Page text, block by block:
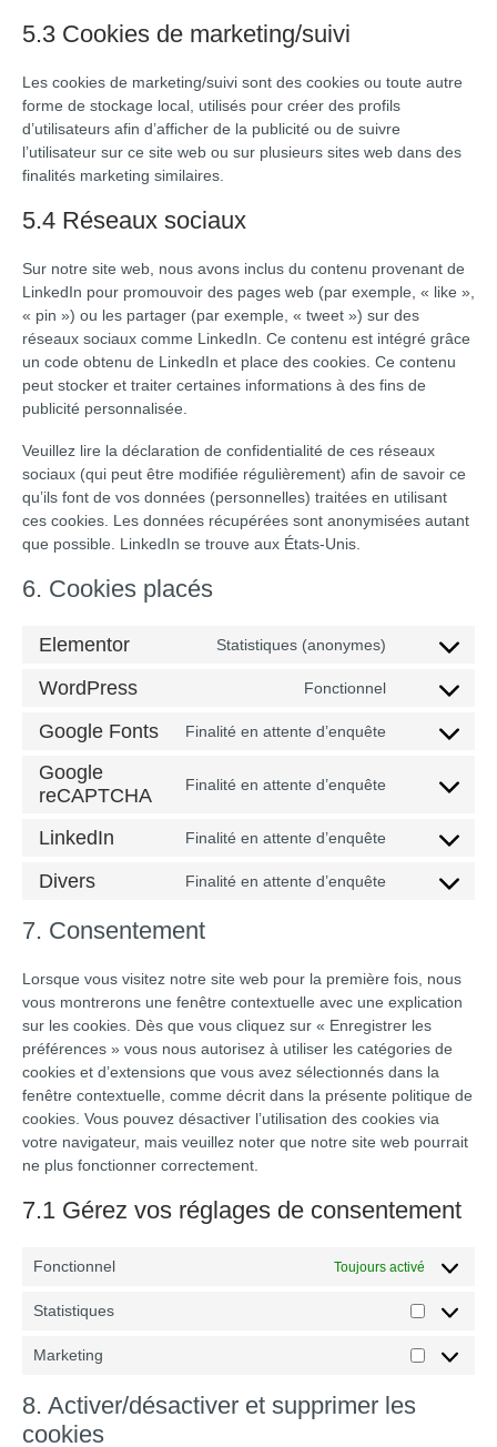
5.3 Cookies de marketing/suivi
Les cookies de marketing/suivi sont des cookies ou toute autre
forme de stockage local, utilisés pour créer des profils
d’utilisateurs afin d’afficher de la publicité ou de suivre
l’utilisateur sur ce site web ou sur plusieurs sites web dans des
finalités marketing similaires.
5.4 Réseaux sociaux
Sur notre site web, nous avons inclus du contenu provenant de
LinkedIn pour promouvoir des pages web (par exemple, « like »,
« pin ») ou les partager (par exemple, « tweet ») sur des
réseaux sociaux comme LinkedIn. Ce contenu est intégré grâce
un code obtenu de LinkedIn et place des cookies. Ce contenu
peut stocker et traiter certaines informations à des fins de
publicité personnalisée.
Veuillez lire la déclaration de confidentialité de ces réseaux
sociaux (qui peut être modifiée régulièrement) afin de savoir ce
qu’ils font de vos données (personnelles) traitées en utilisant
ces cookies. Les données récupérées sont anonymisées autant
que possible. LinkedIn se trouve aux États-Unis.
6. Cookies placés
Elementor Statistiques (anonymes)
WordPress Fonctionnel
Google Fonts Finalité en attente d’enquête
Google
reCAPTCHA
Finalité en attente d’enquête
LinkedIn Finalité en attente d’enquête
Divers Finalité en attente d’enquête
7. Consentement
Lorsque vous visitez notre site web pour la première fois, nous
vous montrerons une fenêtre contextuelle avec une explication
sur les cookies. Dès que vous cliquez sur « Enregistrer les
préférences » vous nous autorisez à utiliser les catégories de
cookies et d’extensions que vous avez sélectionnés dans la
fenêtre contextuelle, comme décrit dans la présente politique de
cookies. Vous pouvez désactiver l’utilisation des cookies via
votre navigateur, mais veuillez noter que notre site web pourrait
ne plus fonctionner correctement.
7.1 Gérez vos réglages de consentement
Fonctionnel Toujours activé
Statistiques
Marketing
8. Activer/désactiver et supprimer les
cookies